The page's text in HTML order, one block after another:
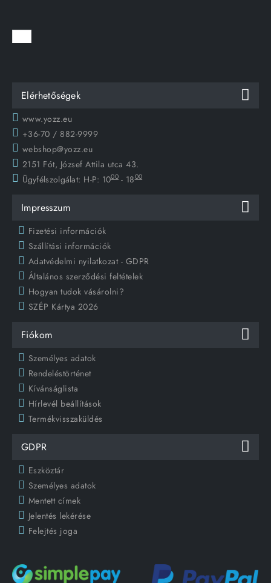
Elérhetőségek
www.yozz.eu
+36-70 / 882-9999
webshop@yozz.eu
2151 Fót, József Attila utca 43.
Ügyfélszolgálat: H-P: 1000 - 1800
Impresszum
Fizetési információk
Szállítási információk
Adatvédelmi nyilatkozat - GDPR
Általános szerződési feltételek
Hogyan tudok vásárolni?
SZÉP Kártya 2026
Fiókom
Személyes adatok
Rendeléstörténet
Kívánságlista
Hírlevél beállítások
Termékvisszaküldés
GDPR
Eszköztár
Személyes adatok
Mentett címek
Jelentés lekérése
Felejtés joga